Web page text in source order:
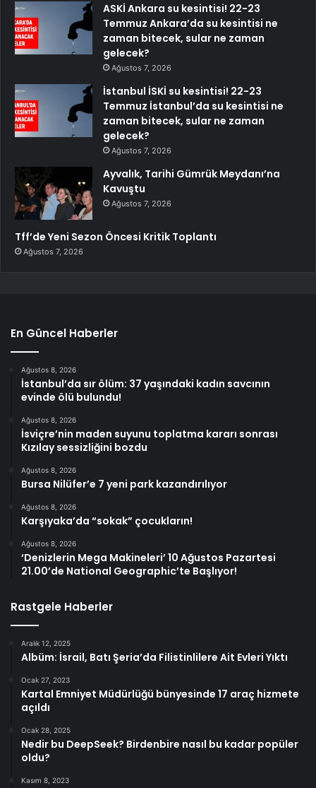
ASKİ Ankara su kesintisi! 22-23
Temmuz Ankara’da su kesintisi ne
zaman bitecek, sular ne zaman
gelecek?
Ağustos 7, 2026
İstanbul İSKİ su kesintisi! 22-23
Temmuz İstanbul’da su kesintisi ne
zaman bitecek, sular ne zaman
gelecek?
Ağustos 7, 2026
Ayvalık, Tarihi Gümrük Meydanı’na
Kavuştu
Ağustos 7, 2026
Tff’de Yeni Sezon Öncesi Kritik Toplantı
Ağustos 7, 2026
En Güncel Haberler
Ağustos 8, 2026
İstanbul’da sır ölüm: 37 yaşındaki kadın savcının
evinde ölü bulundu!
Ağustos 8, 2026
İsviçre’nin maden suyunu toplatma kararı sonrası
Kızılay sessizliğini bozdu
Ağustos 8, 2026
Bursa Nilüfer’e 7 yeni park kazandırılıyor
Ağustos 8, 2026
Karşıyaka’da “sokak” çocukların!
Ağustos 8, 2026
‘Denizlerin Mega Makineleri’ 10 Ağustos Pazartesi
21.00’de National Geographic’te Başlıyor!
Rastgele Haberler
Aralık 12, 2025
Albüm: İsrail, Batı Şeria’da Filistinlilere Ait Evleri Yıktı
Ocak 27, 2023
Kartal Emniyet Müdürlüğü bünyesinde 17 araç hizmete
açıldı
Ocak 28, 2025
Nedir bu DeepSeek? Birdenbire nasıl bu kadar popüler
oldu?
Kasım 8, 2023